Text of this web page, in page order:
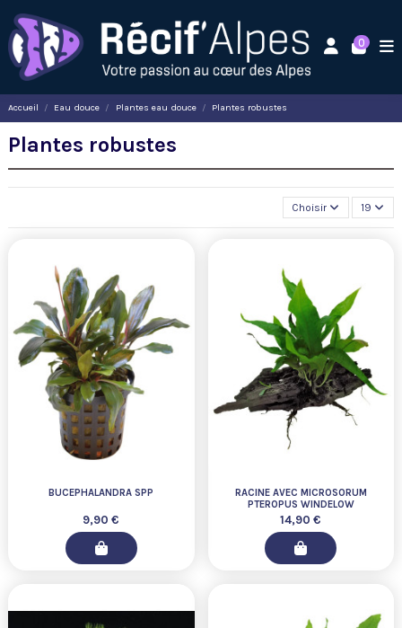
0
Accueil Eau douce Plantes eau douce Plantes robustes
Plantes robustes
Choisir 19
BUCEPHALANDRA SPP
9,90 €
RACINE AVEC MICROSORUM
PTEROPUS WINDELOW
14,90 €